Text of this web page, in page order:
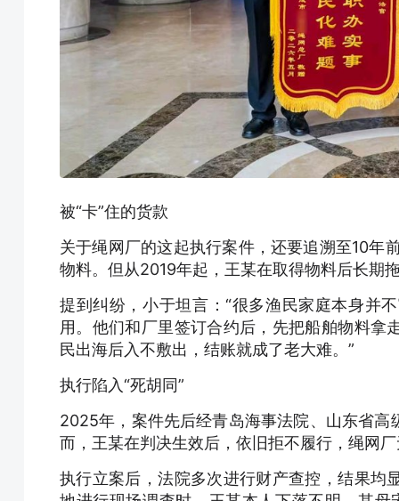
被“卡”住的货款
关于绳网厂的这起执行案件，还要追溯至10年
物料。但从2019年起，王某在取得物料后长期
提到纠纷，小于坦言：“很多渔民家庭本身并
用。他们和厂里签订合约后，先把船舶物料拿
民出海后入不敷出，结账就成了老大难。”
执行陷入“死胡同”
2025年，案件先后经青岛海事法院、山东省
而，王某在判决生效后，依旧拒不履行，绳网
执行立案后，法院多次进行财产查控，结果均